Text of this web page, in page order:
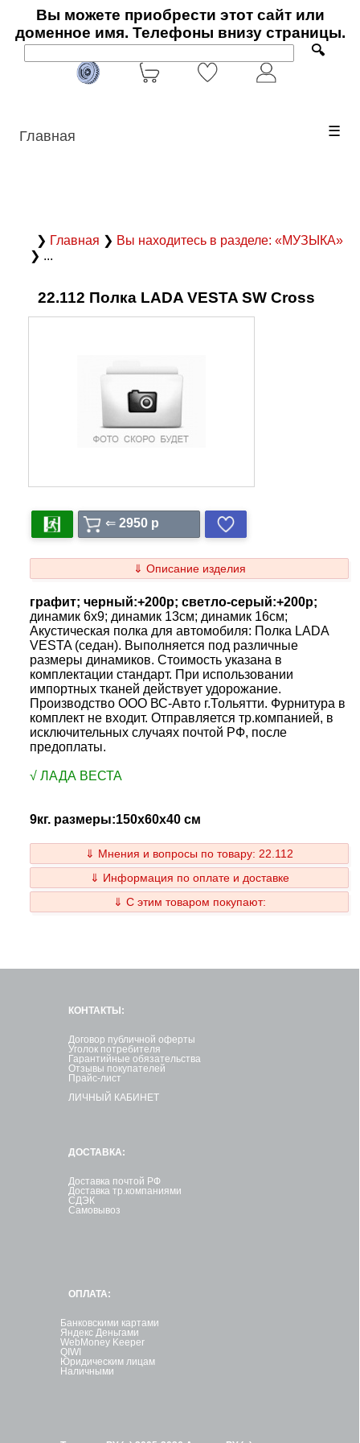
Вы можете приобрести этот сайт или
доменное имя. Телефоны внизу страницы.
🔍
Главная ☰
❯ Главная ❯ Вы находитесь в разделе: «МУЗЫКА»
❯ ...
22.112 Полка LADA VESTA SW Cross
⇐ 2950 p
⇓ Описание изделия
графит; черный:+200р; светло-серый:+200р;
динамик 6x9; динамик 13см; динамик 16см;
Акустическая полка для автомобиля: Полка LADA
VESTA (седан). Выполняется под различные
размеры динамиков. Стоимость указана в
комплектации стандарт. При использовании
импортных тканей действует удорожание.
Производство ООО ВС-Авто г.Тольятти. Фурнитура в
комплект не входит. Отправляется тр.компанией, в
исключительных случаях почтой РФ, после
предоплаты.
√ ЛАДА ВЕСТА
9кг. размеры:150x60x40 см
⇓ Мнения и вопросы по товару: 22.112
⇓ Информация по оплате и доставке
⇓ С этим товаром покупают:
КОНТАКТЫ:
Договор публичной оферты
Уголок потребителя
Гарантийные обязательства
Отзывы покупателей
Прайс-лист
ЛИЧНЫЙ КАБИНЕТ
ДОСТАВКА:
Доставка почтой РФ
Доставка тр.компаниями
СДЭК
Самовывоз
ОПЛАТА:
Банковскими картами
Яндекс Деньгами
WebMoney Keeper
QIWI
Юридическим лицам
Наличными